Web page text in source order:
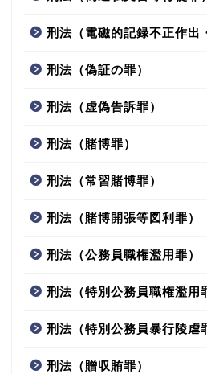
刑法（電磁的記録不正作出
刑法（偽証の罪）
刑法（虚偽告訴罪）
刑法（賭博罪）
刑法（常習賭博罪）
刑法（賭博開張等図利罪）
刑法（公務員職権濫用罪）
刑法（特別公務員職権濫用
刑法（特別公務員暴行陵虐
刑法（贈収賄罪）